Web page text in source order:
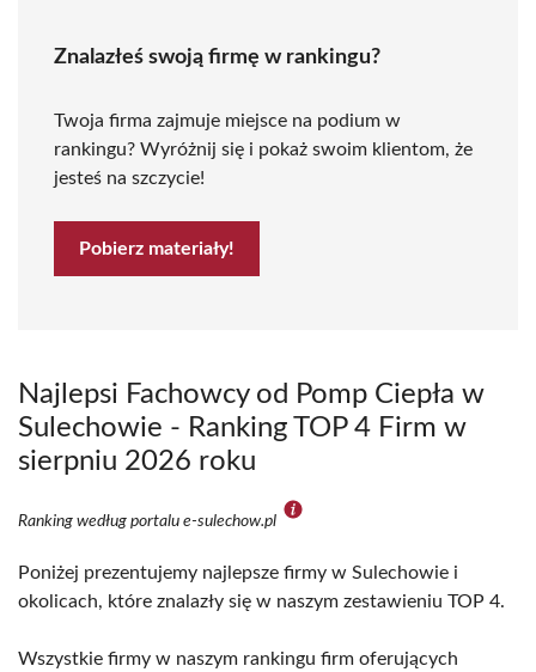
Znalazłeś swoją firmę w rankingu?
Twoja firma zajmuje miejsce na podium w
rankingu? Wyróżnij się i pokaż swoim klientom, że
jesteś na szczycie!
Pobierz materiały!
Najlepsi Fachowcy od Pomp Ciepła w
Sulechowie - Ranking TOP 4 Firm w
sierpniu 2026 roku
Ranking według portalu e-sulechow.pl
Poniżej prezentujemy najlepsze firmy w Sulechowie i
okolicach, które znalazły się w naszym zestawieniu TOP 4.
Wszystkie firmy w naszym rankingu firm oferujących